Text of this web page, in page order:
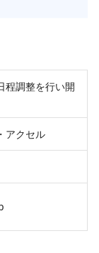
程調整を行い開
アクセル